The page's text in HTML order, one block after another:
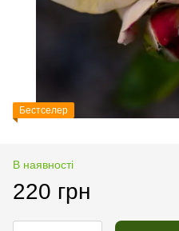
Бестселер
В наявності
220 грн